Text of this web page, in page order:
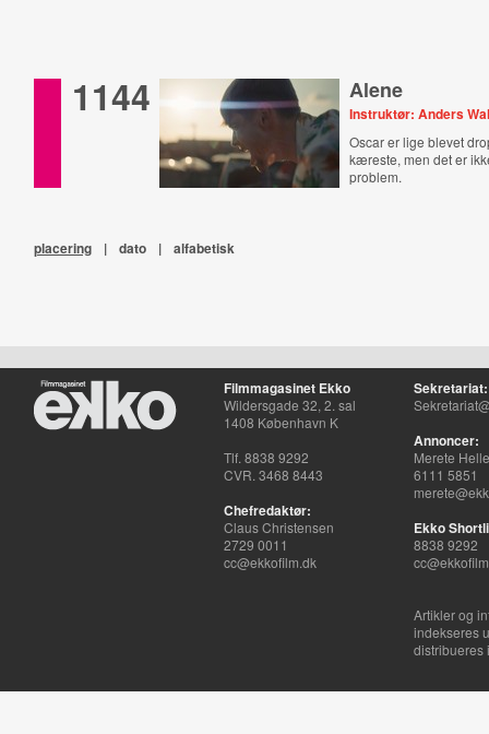
1144 Alene
Instruktør: Anders
Oscar er lige blevet
kæreste, men det er
problem.
placering | dato | alfabetisk
Filmmagasinet Ekko
Wildersgade 32, 2. sal
1408 København K
Tlf. 8838 9292
CVR. 3468 8443
Chefredaktør:
Claus Christensen
2729 0011
cc@ekkofilm.dk
Sekretariat:
Annoncer:
Merete
6111 5851
Ekko
8838 9292
Artikler og
indekseres
distribueres